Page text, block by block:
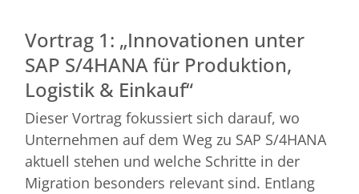
Vortrag 1: „Innovationen unter
SAP S/4HANA für Produktion,
Logistik & Einkauf“
Dieser Vortrag fokussiert sich darauf, wo
Unternehmen auf dem Weg zu SAP S/4HANA
aktuell stehen und welche Schritte in der
Migration besonders relevant sind. Entlang